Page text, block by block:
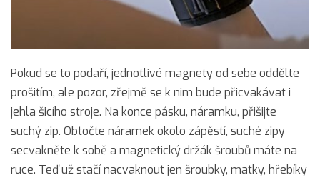
Pokud se to podaří, jednotlivé magnety od sebe oddělte
prošitím, ale pozor, zřejmě se k nim bude přicvakávat i
jehla šicího stroje. Na konce pásku, náramku, přišijte
suchý zip. Obtočte náramek okolo zápěstí, suché zipy
secvakněte k sobě a magnetický držák šroubů máte na
ruce. Teď už stačí nacvaknout jen šroubky, matky, hřebíky